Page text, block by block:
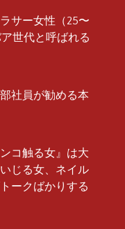
サー女性（25〜
世代と呼ばれる
社員が勧める本
コ触る女』は大
じる女、ネイル
ークばかりする